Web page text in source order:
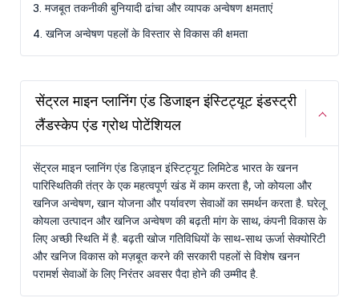
3. मजबूत तकनीकी बुनियादी ढांचा और व्यापक अन्वेषण क्षमताएं
4. खनिज अन्वेषण पहलों के विस्तार से विकास की क्षमता
सेंट्रल माइन प्लानिंग एंड डिजाइन इंस्टिट्यूट इंडस्ट्री
लैंडस्केप एंड ग्रोथ पोटेंशियल
सेंट्रल माइन प्लानिंग एंड डिज़ाइन इंस्टिट्यूट लिमिटेड भारत के खनन
पारिस्थितिकी तंत्र के एक महत्वपूर्ण खंड में काम करता है, जो कोयला और
खनिज अन्वेषण, खान योजना और पर्यावरण सेवाओं का समर्थन करता है. घरेलू
कोयला उत्पादन और खनिज अन्वेषण की बढ़ती मांग के साथ, कंपनी विकास के
लिए अच्छी स्थिति में है. बढ़ती खोज गतिविधियों के साथ-साथ ऊर्जा सेक्योरिटी
और खनिज विकास को मज़बूत करने की सरकारी पहलों से विशेष खनन
परामर्श सेवाओं के लिए निरंतर अवसर पैदा होने की उम्मीद है.